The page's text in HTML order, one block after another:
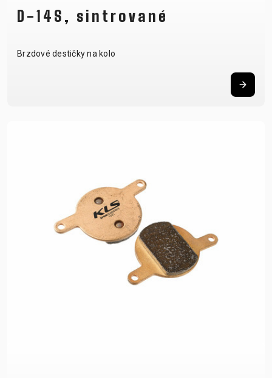
D-14S, sintrované
Brzdové destičky na kolo